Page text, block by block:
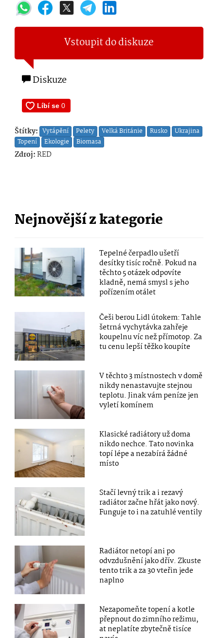
Vstoupit do diskuze
Diskuze
Štítky: Vytápění Pelety Velká Británie Rusko
Ukrajina
Topení
Ekologie Biomasa
Zdroj:RED
Nejnovější z kategorie
Tepelné čerpadlo ušetří
desítky tisíc ročně. Pokud na
těchto 5 otázek odpovíte
kladně, nemá smysl s jeho
pořízením otálet
Češi berou Lidl útokem: Tahle
šetrná vychytávka zahřeje
koupelnu víc než přímotop. Za
tu cenu lepší těžko koupíte
V těchto 3 místnostech v domě
nikdy nenastavujte stejnou
teplotu. Jinak vám peníze jen
vyletí komínem
Klasické radiátory už doma
nikdo nechce. Tato novinka
topí lépe a nezabírá žádné
místo
Stačí levný trik a i rezavý
radiátor začne hřát jako nový.
Funguje to i na zatuhlé ventily
Radiátor netopí ani po
odvzdušnění jako dřív. Zkuste
tento trik a za 30 vteřin jede
naplno
Nezapomeňte topení a kotle
přepnout do zimního režimu,
at neplatíte zbytečně tisíce